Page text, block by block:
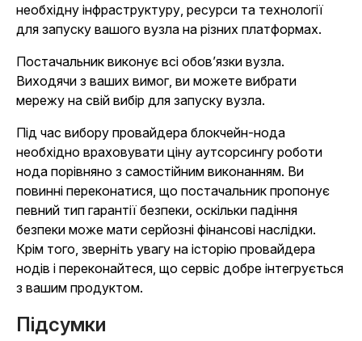
необхідну інфраструктуру, ресурси та технології
для запуску вашого вузла на різних платформах.
Постачальник виконує всі обов’язки вузла.
Виходячи з ваших вимог, ви можете вибрати
мережу на свій вибір для запуску вузла.
Під час вибору провайдера блокчейн-нода
необхідно враховувати ціну аутсорсингу роботи
нода порівняно з самостійним виконанням. Ви
повинні переконатися, що постачальник пропонує
певний тип гарантії безпеки, оскільки падіння
безпеки може мати серйозні фінансові наслідки.
Крім того, зверніть увагу на історію провайдера
нодів і переконайтеся, що сервіс добре інтегрується
з вашим продуктом.
Підсумки